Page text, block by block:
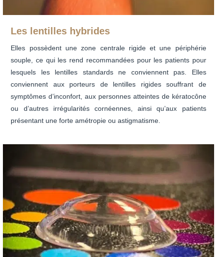
Les lentilles hybrides
Elles possèdent une zone centrale rigide et une périphérie
souple, ce qui les rend recommandées pour les patients pour
lesquels les lentilles standards ne conviennent pas. Elles
conviennent aux porteurs de lentilles rigides souffrant de
symptômes d’inconfort, aux personnes atteintes de kératocône
ou d’autres irrégularités cornéennes, ainsi qu’aux patients
présentant une forte amétropie ou astigmatisme.